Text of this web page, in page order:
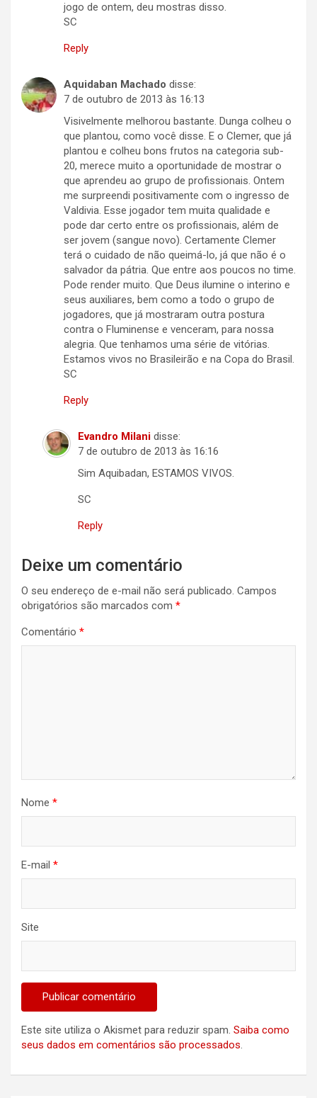
jogo de ontem, deu mostras disso.
SC
Reply
Aquidaban Machado disse:
7 de outubro de 2013 às 16:13
Visivelmente melhorou bastante. Dunga colheu o
que plantou, como você disse. E o Clemer, que já
plantou e colheu bons frutos na categoria sub-
20, merece muito a oportunidade de mostrar o
que aprendeu ao grupo de profissionais. Ontem
me surpreendi positivamente com o ingresso de
Valdivia. Esse jogador tem muita qualidade e
pode dar certo entre os profissionais, além de
ser jovem (sangue novo). Certamente Clemer
terá o cuidado de não queimá-lo, já que não é o
salvador da pátria. Que entre aos poucos no time.
Pode render muito. Que Deus ilumine o interino e
seus auxiliares, bem como a todo o grupo de
jogadores, que já mostraram outra postura
contra o Fluminense e venceram, para nossa
alegria. Que tenhamos uma série de vitórias.
Estamos vivos no Brasileirão e na Copa do Brasil.
SC
Reply
Evandro Milani disse:
7 de outubro de 2013 às 16:16
Sim Aquibadan, ESTAMOS VIVOS.
SC
Reply
Deixe um comentário
O seu endereço de e-mail não será publicado. Campos
obrigatórios são marcados com *
Comentário *
Nome *
E-mail *
Site
Este site utiliza o Akismet para reduzir spam. Saiba como
seus dados em comentários são processados.